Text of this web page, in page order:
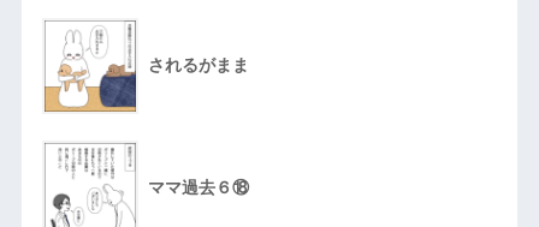
されるがまま
ママ過去６⑱